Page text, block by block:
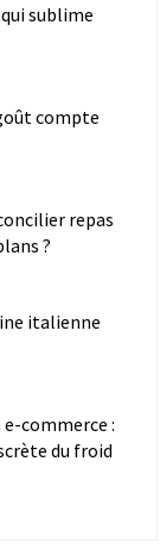
qui sublime
compte
repas
?
italienne
commerce :
du froid